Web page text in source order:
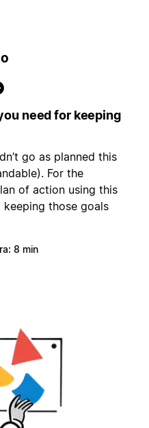
need for keeping
go as planned this
For the
of action using this
those goals
8 min